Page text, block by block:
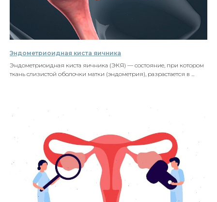
Эндометриоидная киста яичника
Эндометриоидная киста яичника (ЭКЯ) — состояние, при котором
ткань слизистой оболочки матки (эндометрия), разрастается в ...